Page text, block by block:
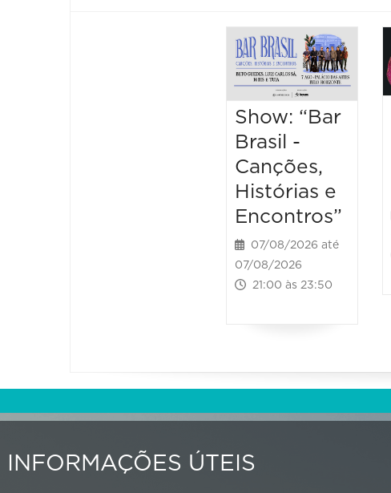
Show: “Bar
Brasil -
Canções,
Histórias e
Encontros”
07/08/2026 até
07/08/2026
21:00 às 23:50
INFORMAÇÕES ÚTEIS